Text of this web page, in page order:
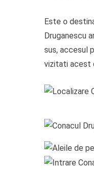
Este o
Druganescu
sus, accesul
vizitati acest